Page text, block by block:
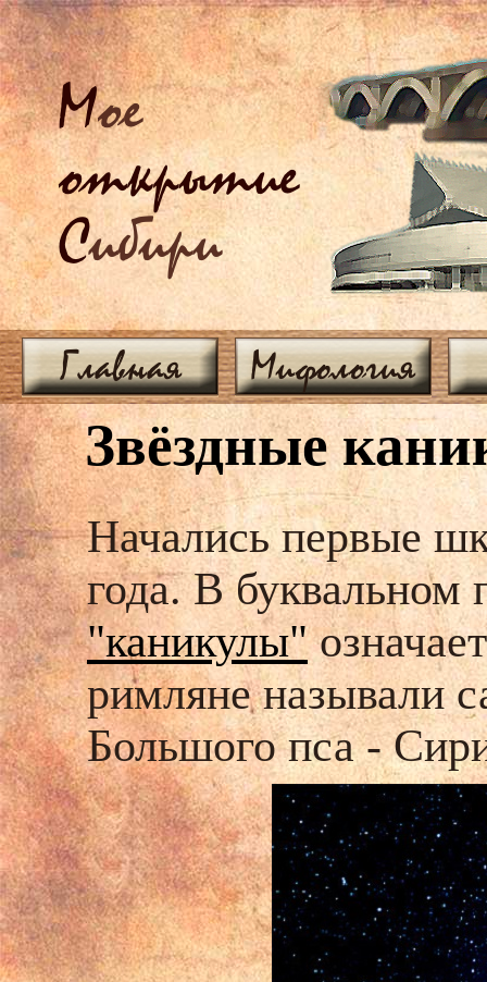
Мое
открытие
Сибири
Главная Мифология
Звёздные
Начались первые
года. В буквальном
"каникулы"
римляне называли
Большого пса -